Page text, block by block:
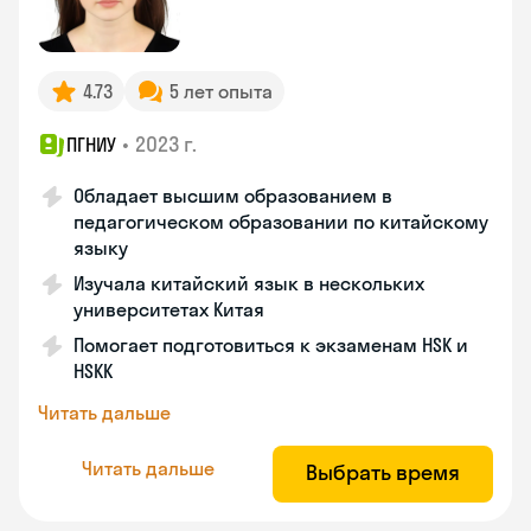
4.73 5 лет опыта
ПГНИУ • 2023 г.
Обладает высшим образованием в
педагогическом образовании по китайскому
языку
Изучала китайский язык в нескольких
университетах Китая
Помогает подготовиться к экзаменам HSK и
HSKK
Читать дальше
Читать дальше Выбрать время